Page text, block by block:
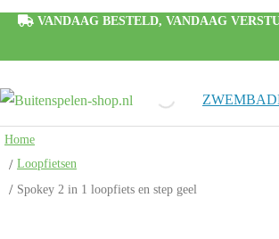
VANDAAG BESTELD, VANDAAG
Home
Loopfietsen
Spokey 2 in 1 loopfiets en step geel